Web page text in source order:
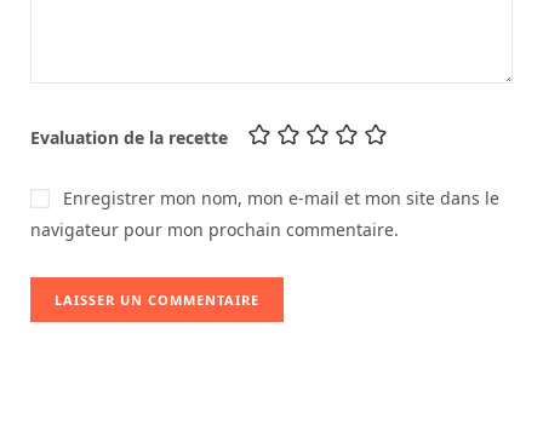
Evaluation de la recette
Enregistrer mon nom, mon e-mail et mon site dans le
navigateur pour mon prochain commentaire.